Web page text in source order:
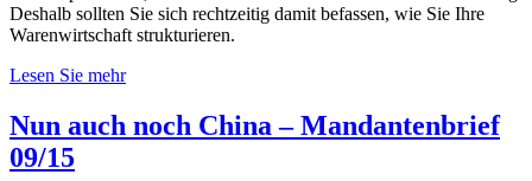
Deshalb sollten Sie sich rechtzeitig damit befassen, wie Sie Ihre
Warenwirtschaft strukturieren.
Lesen Sie mehr
Nun auch noch China – Mandantenbrief
09/15